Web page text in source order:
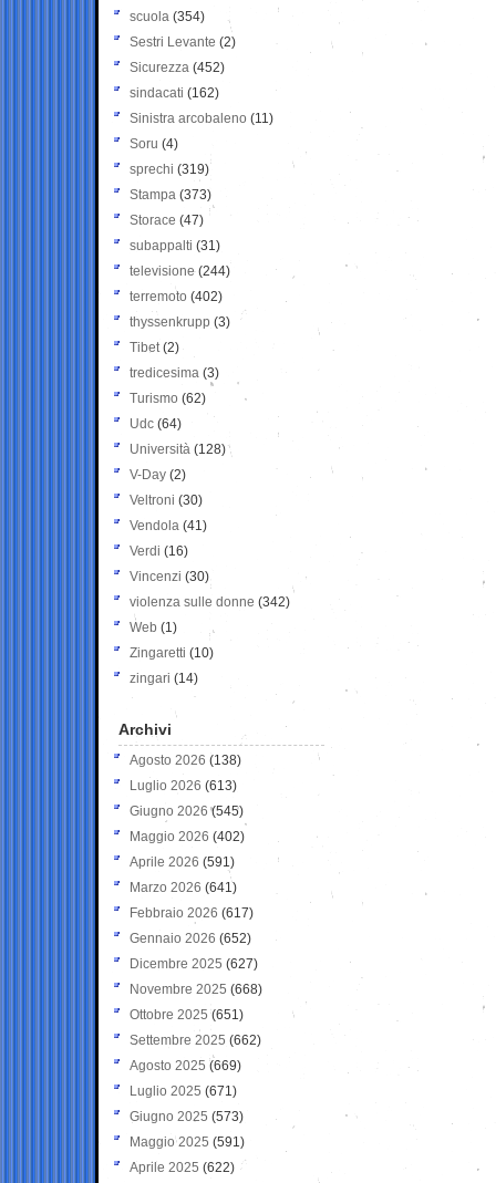
scuola (354)
Sestri Levante (2)
Sicurezza (452)
sindacati (162)
Sinistra arcobaleno (11)
Soru (4)
sprechi (319)
Stampa (373)
Storace (47)
subappalti (31)
televisione(244)
terremoto (402)
thyssenkrupp (3)
Tibet(2)
tredicesima (3)
Turismo (62)
Udc (64)
Università (128)
V-Day (2)
Veltroni (30)
Vendola (41)
Verdi (16)
Vincenzi (30)
violenza sulle donne (342)
Web (1)
Zingaretti (10)
zingari (14)
Archivi
Agosto 2026 (138)
Luglio 2026 (613)
Giugno 2026 (545)
Maggio 2026 (402)
Aprile 2026 (591)
Marzo 2026 (641)
Febbraio 2026 (617)
Gennaio 2026 (652)
Dicembre 2025 (627)
Novembre 2025 (668)
Ottobre 2025 (651)
Settembre 2025 (662)
Agosto 2025 (669)
Luglio 2025 (671)
Giugno 2025 (573)
Maggio 2025 (591)
Aprile 2025 (622)